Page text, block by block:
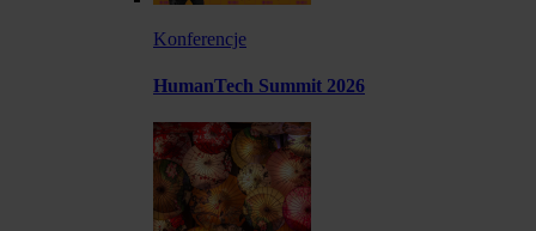
Konferencje
HumanTech Summit 2026